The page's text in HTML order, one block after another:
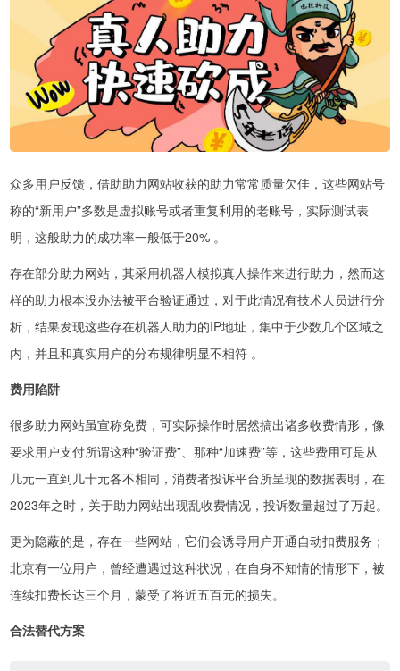
众多用户反馈，借助助力网站收获的助力常常质量欠佳，这些网站号
称的“新用户”多数是虚拟账号或者重复利用的老账号，实际测试表
明，这般助力的成功率一般低于20% 。
存在部分助力网站，其采用机器人模拟真人操作来进行助力，然而这
样的助力根本没办法被平台验证通过，对于此情况有技术人员进行分
析，结果发现这些存在机器人助力的IP地址，集中于少数几个区域之
内，并且和真实用户的分布规律明显不相符 。
费用陷阱
很多助力网站虽宣称免费，可实际操作时居然搞出诸多收费情形，像
要求用户支付所谓这种“验证费”、那种“加速费”等，这些费用可是从
几元一直到几十元各不相同，消费者投诉平台所呈现的数据表明，在
2023年之时，关于助力网站出现乱收费情况，投诉数量超过了万起。
更为隐蔽的是，存在一些网站，它们会诱导用户开通自动扣费服务；
北京有一位用户，曾经遭遇过这种状况，在自身不知情的情形下，被
连续扣费长达三个月，蒙受了将近五百元的损失。
合法替代方案